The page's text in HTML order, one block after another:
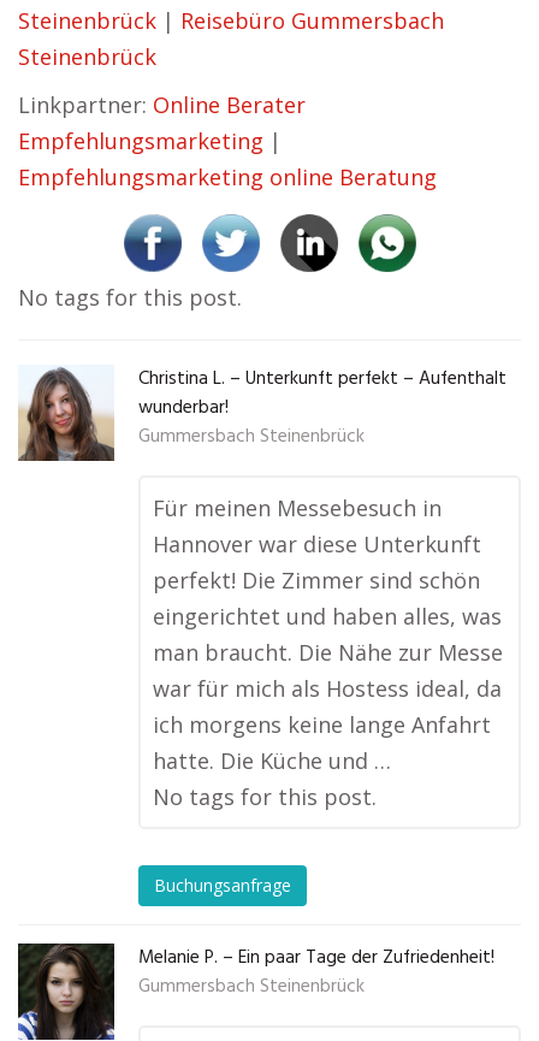
Steinenbrück | Reisebüro Gummersbach
Steinenbrück
Linkpartner: Online Berater
Empfehlungsmarketing |
Empfehlungsmarketing online Beratung
No tags for this post.
Christina L. – Unterkunft perfekt – Aufenthalt
wunderbar!
Gummersbach Steinenbrück
Für meinen Messebesuch in
Hannover war diese Unterkunft
perfekt! Die Zimmer sind schön
eingerichtet und haben alles, was
man braucht. Die Nähe zur Messe
war für mich als Hostess ideal, da
ich morgens keine lange Anfahrt
hatte. Die Küche und …
No tags for this post.
Buchungsanfrage
Melanie P. – Ein paar Tage der Zufriedenheit!
Gummersbach Steinenbrück